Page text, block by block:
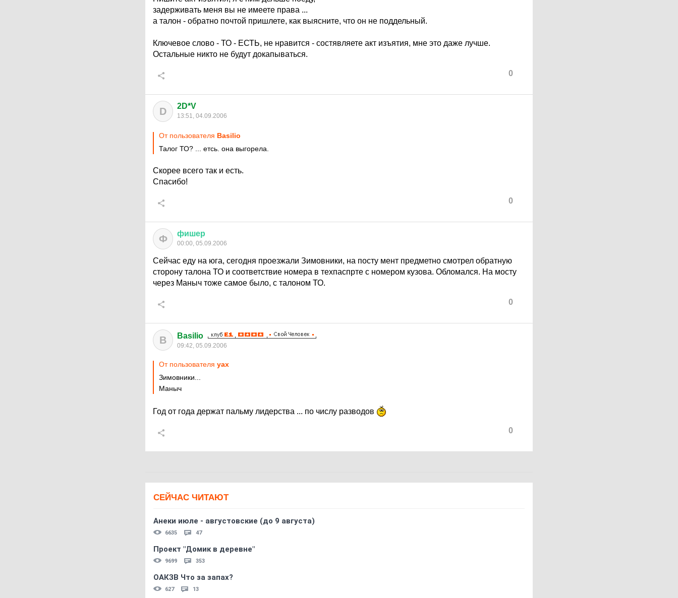
задерживать меня вы не имеете права ...
а талон - обратно почтой пришлете, как выясните, что он не поддельный.
Ключевое слово - ТО - ЕСТЬ, не нравится - состявляете акт изъятия, мне это даже лучше.
Остальные никто не будут докапываться.
0
D 2D*V
13:51, 04.09.2006
От пользователя Basilio
Талог ТО? ... етсь. она выгорела.
Скорее всего так и есть.
Спасибо!
0
Ф фишер
00:00, 05.09.2006
Сейчас еду на юга, сегодня проезжали Зимовники, на посту мент предметно смотрел обратную
сторону талона ТО и соответствие номера в техпаспрте с номером кузова. Обломался. На мосту
через Маныч тоже самое было, с талоном ТО.
0
B Basilio
09:42, 05.09.2006
От пользователя yax
Зимовники...
Маныч
Год от года держат пальму лидерства ... по числу разводов
0
СЕЙЧАС ЧИТАЮТ
Анеки июле - августовские (до 9 августа)
6635 47
Проект "Домик в деревне"
9699 353
ОАКЗВ Что за запах?
627 13